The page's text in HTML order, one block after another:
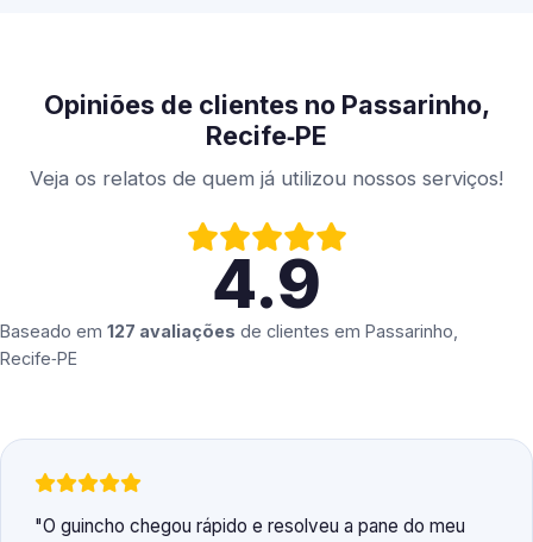
Opiniões de clientes no Passarinho,
Recife‑PE
Veja os relatos de quem já utilizou nossos serviços!
4.9
Baseado em 127 avaliações de clientes em Passarinho,
Recife‑PE
O guincho chegou rápido e resolveu a pane do meu